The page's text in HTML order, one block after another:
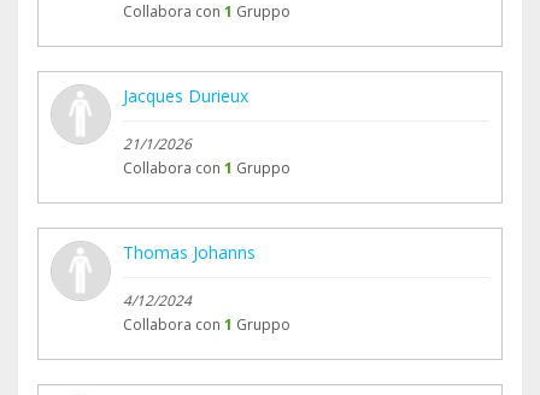
Collabora con 1 Gruppo
Jacques Durieux
21/1/2026
Collabora con 1 Gruppo
Thomas Johanns
4/12/2024
Collabora con 1 Gruppo